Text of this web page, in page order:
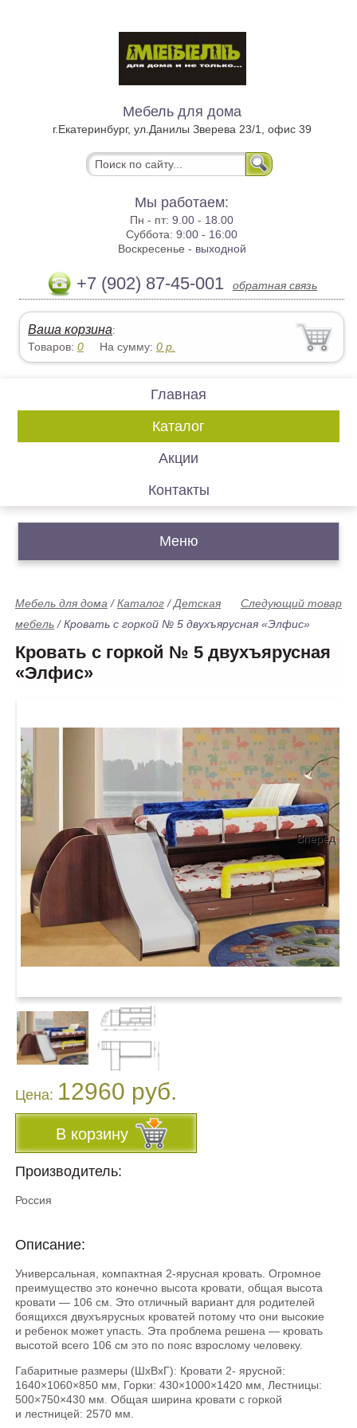
Мебель для дома
г.Екатеринбург, ул.Данилы Зверева 23/1, офис 39
Мы работаем:
Пн - пт:9.00 - 18.00
Суббота:9:00 - 16:00
Воскресенье - выходной
+7 (902) 87-45-001 обратная связь
Ваша корзина:
Товаров:0 На сумму:0 р.
Главная
Каталог
Акции
Контакты
Меню
Следующий товар
Мебель для дома /Каталог /Детская
мебель /Кровать с горкой № 5 двухъярусная «Элфис»
Кровать с горкой № 5 двухъярусная
«Элфис»
Вперёд
Цена: 12960 руб.
В корзину
Производитель:
Россия
Описание:
Универсальная, компактная 2-ярусная кровать. Огромное
преимущество это конечно высота кровати, общая высота
кровати — 106 см. Это отличный вариант для родителей
боящихся двухъярусных кроватей потому что они высокие
и ребенок может упасть. Эта проблема решена — кровать
высотой всего 106 см это по пояс взрослому человеку.
Габаритные размеры (ШхВхГ): Кровати 2- ярусной:
1640×1060×850 мм, Горки: 430×1000×1420 мм, Лестницы:
500×750×430 мм. Общая ширина кровати с горкой
и лестницей: 2570 мм.